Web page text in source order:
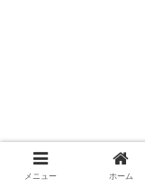
メニュー ホーム